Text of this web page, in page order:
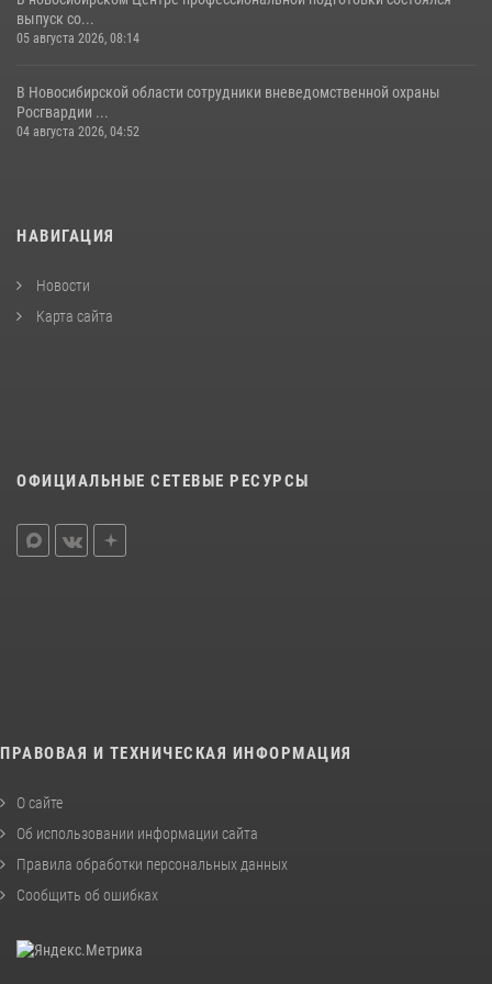
выпуск со...
05 августа 2026, 08:14
В Новосибирской области сотрудники вневедомственной охраны
Росгвардии ...
04 августа 2026, 04:52
НАВИГАЦИЯ
Новости
Карта сайта
ОФИЦИАЛЬНЫЕ СЕТЕВЫЕ РЕСУРСЫ
ПРАВОВАЯ И ТЕХНИЧЕСКАЯ ИНФОРМАЦИЯ
О сайте
Об использовании информации сайта
Правила обработки персональных данных
Сообщить об ошибках